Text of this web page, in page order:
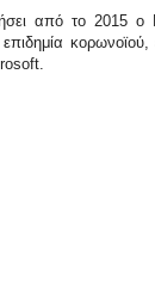
από το 2015 ο